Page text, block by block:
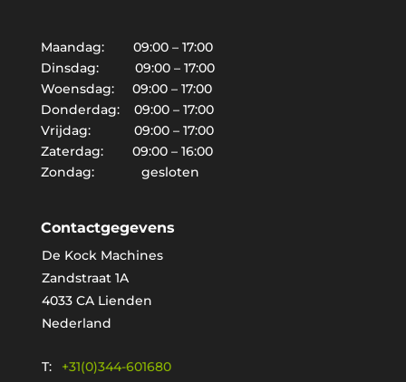
Maandag: 09:00 – 17:00
Dinsdag: 09:00 – 17:00
Woensdag: 09:00 – 17:00
Donderdag: 09:00 – 17:00
Vrijdag: 09:00 – 17:00
Zaterdag: 09:00 – 16:00
Zondag: gesloten
Contactgegevens
De Kock Machines
Zandstraat 1A
4033 CA Lienden
Nederland
T:
+31(0)344-601680